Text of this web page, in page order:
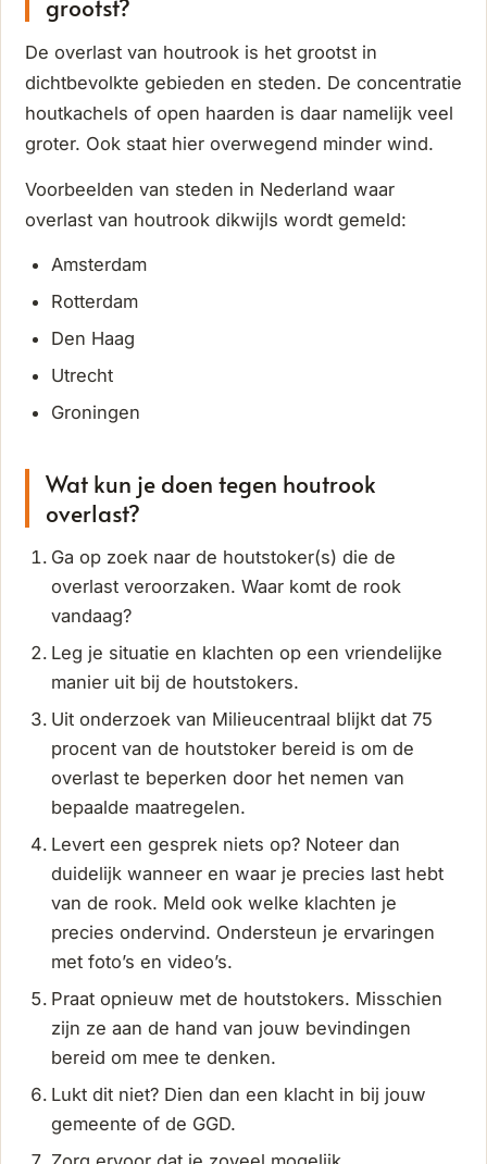
grootst?
De overlast van houtrook is het grootst in
dichtbevolkte gebieden en steden. De concentratie
houtkachels of open haarden is daar namelijk veel
groter. Ook staat hier overwegend minder wind.
Voorbeelden van steden in Nederland waar
overlast van houtrook dikwijls wordt gemeld:
Amsterdam
Rotterdam
Den Haag
Utrecht
Groningen
Wat kun je doen tegen houtrook
overlast?
Ga op zoek naar de houtstoker(s) die de
overlast veroorzaken. Waar komt de rook
vandaag?
Leg je situatie en klachten op een vriendelijke
manier uit bij de houtstokers.
Uit onderzoek van Milieucentraal blijkt dat 75
procent van de houtstoker bereid is om de
overlast te beperken door het nemen van
bepaalde maatregelen.
Levert een gesprek niets op? Noteer dan
duidelijk wanneer en waar je precies last hebt
van de rook. Meld ook welke klachten je
precies ondervind. Ondersteun je ervaringen
met foto’s en video’s.
Praat opnieuw met de houtstokers. Misschien
zijn ze aan de hand van jouw bevindingen
bereid om mee te denken.
Lukt dit niet? Dien dan een klacht in bij jouw
gemeente of de GGD.